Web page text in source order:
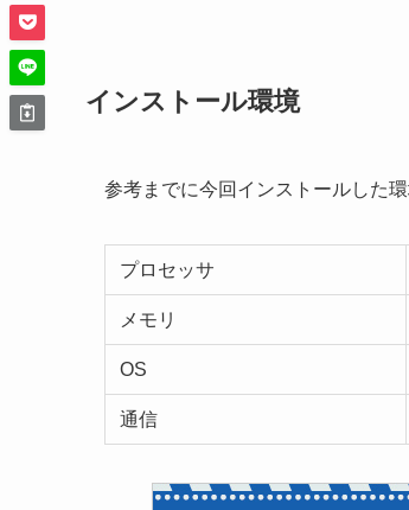
インストール環境
参考までに今回インストールした環
プロセッサ
メモリ
OS
通信